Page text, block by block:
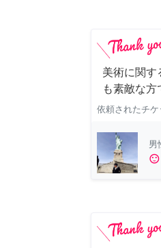
美術に関す
も素敵な方
依頼されたチケ
男
sentiment_satisfied